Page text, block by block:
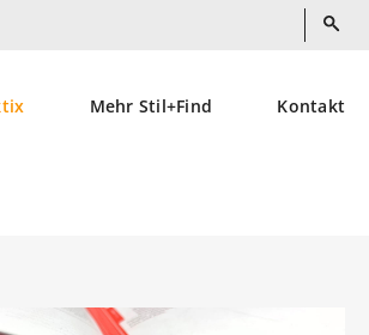
Mehr Stil+Find Kontakt